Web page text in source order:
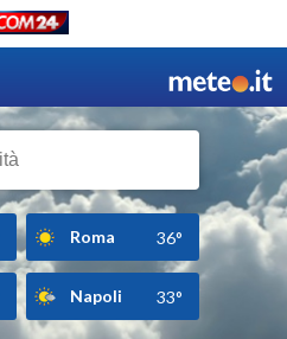
Roma 36°
Napoli 33°